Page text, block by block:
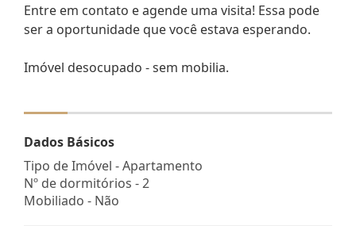
Entre em contato e agende uma visita! Essa pode
ser a oportunidade que você estava esperando.
Imóvel desocupado - sem mobilia.
Dados Básicos
Tipo de Imóvel - Apartamento
Nº de dormitórios - 2
Mobiliado - Não